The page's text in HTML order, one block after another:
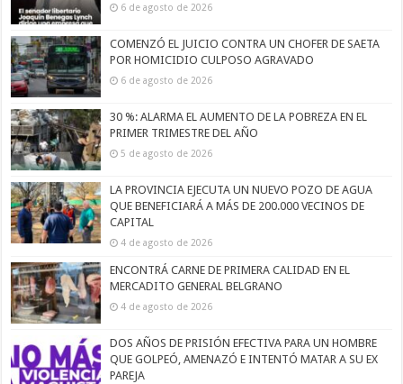
6 de agosto de 2026
COMENZÓ EL JUICIO CONTRA UN CHOFER DE SAETA
POR HOMICIDIO CULPOSO AGRAVADO
6 de agosto de 2026
30 %: ALARMA EL AUMENTO DE LA POBREZA EN EL
PRIMER TRIMESTRE DEL AÑO
5 de agosto de 2026
LA PROVINCIA EJECUTA UN NUEVO POZO DE AGUA
QUE BENEFICIARÁ A MÁS DE 200.000 VECINOS DE
CAPITAL
4 de agosto de 2026
ENCONTRÁ CARNE DE PRIMERA CALIDAD EN EL
MERCADITO GENERAL BELGRANO
4 de agosto de 2026
DOS AÑOS DE PRISIÓN EFECTIVA PARA UN HOMBRE
QUE GOLPEÓ, AMENAZÓ E INTENTÓ MATAR A SU EX
PAREJA